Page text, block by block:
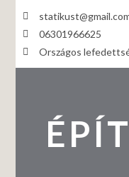
06301966625
Országos